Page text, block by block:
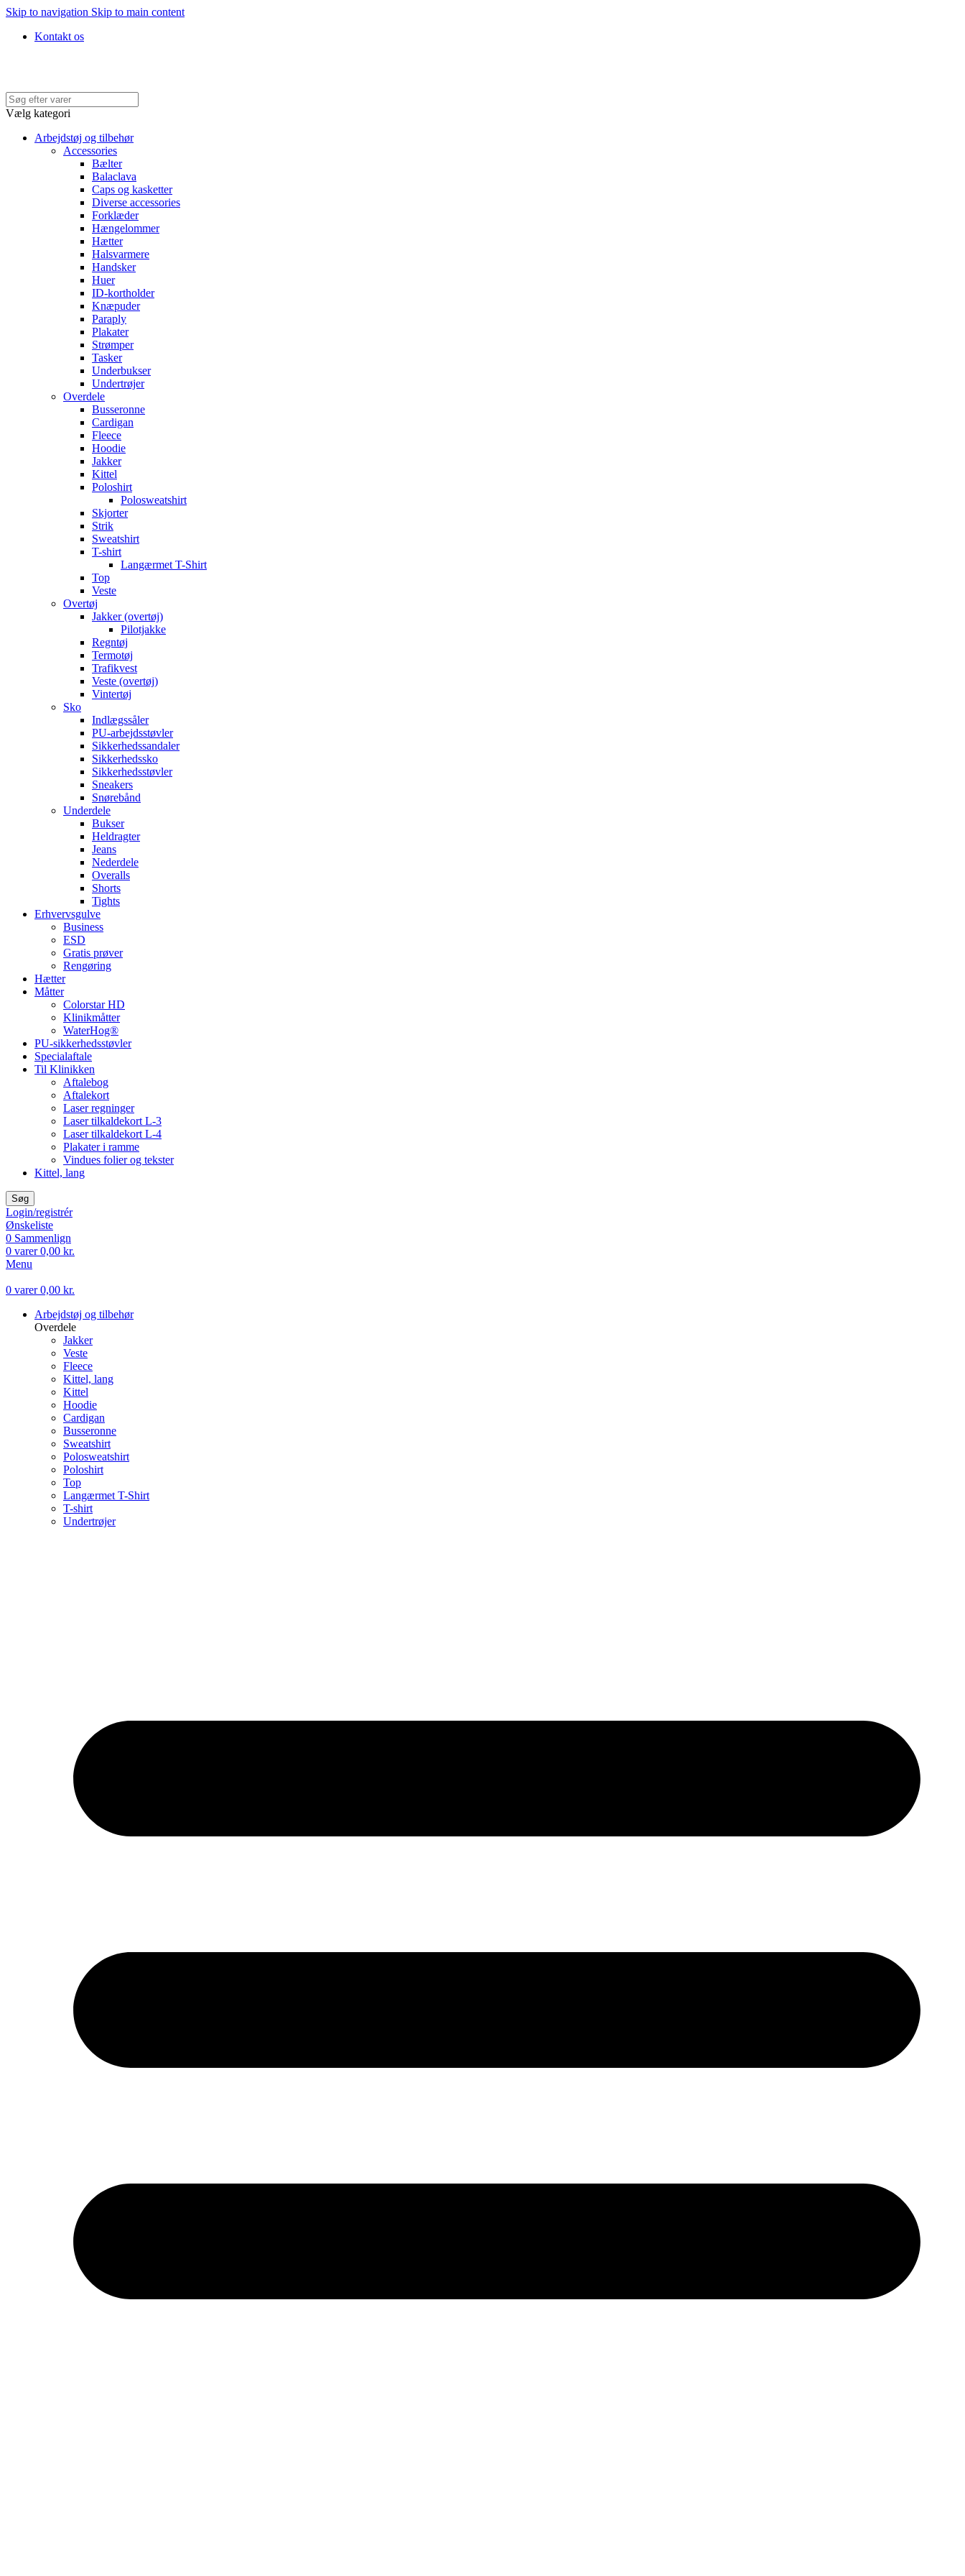
Skip to navigation Skip to main content
Kontakt os
Vælg kategori
Arbejdstøj og tilbehør
Accessories
Bælter
Balaclava
Caps og kasketter
Diverse accessories
Forklæder
Hængelommer
Hætter
Halsvarmere
Handsker
Huer
ID-kortholder
Knæpuder
Paraply
Plakater
Strømper
Tasker
Underbukser
Undertrøjer
Overdele
Busseronne
Cardigan
Fleece
Hoodie
Jakker
Kittel
Poloshirt
Polosweatshirt
Skjorter
Strik
Sweatshirt
T-shirt
Langærmet T-Shirt
Top
Veste
Overtøj
Jakker (overtøj)
Pilotjakke
Regntøj
Termotøj
Trafikvest
Veste (overtøj)
Vintertøj
Sko
Indlægssåler
PU-arbejdsstøvler
Sikkerhedssandaler
Sikkerhedssko
Sikkerhedsstøvler
Sneakers
Snørebånd
Underdele
Bukser
Heldragter
Jeans
Nederdele
Overalls
Shorts
Tights
Erhvervsgulve
Business
ESD
Gratis prøver
Rengøring
Hætter
Måtter
Colorstar HD
Klinikmåtter
WaterHog®
PU-sikkerhedsstøvler
Specialaftale
Til Klinikken
Aftalebog
Aftalekort
Laser regninger
Laser tilkaldekort L-3
Laser tilkaldekort L-4
Plakater i ramme
Vindues folier og tekster
Kittel, lang
Søg
Login/registrér
Ønskeliste
0 Sammenlign
0 varer 0,00 kr.
Menu
0 varer 0,00 kr.
Arbejdstøj og tilbehør
Overdele
Jakker
Veste
Fleece
Kittel, lang
Kittel
Hoodie
Cardigan
Busseronne
Sweatshirt
Polosweatshirt
Poloshirt
Top
Langærmet T-Shirt
T-shirt
Undertrøjer